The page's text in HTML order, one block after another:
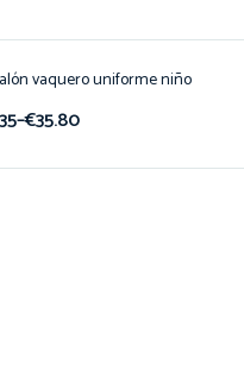
vaquero uniforme niño
–€35.80